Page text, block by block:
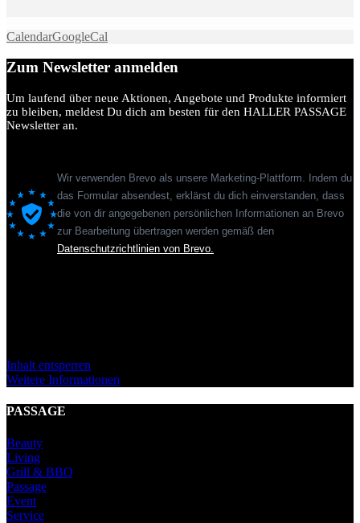
CalendarGoogleCal
Zum Newsletter anmelden
Um laufend über neue Aktionen, Angebote und Produkte informiert
zu bleiben, meldest Du dich am besten für den HALLER PASSAGE
Newsletter an.
Wir verwenden Brevo als unsere Marketing-Plattform. Indem du
das Formular absendest, erklärst du dich einverstanden, dass
die von dir angegebenen persönlichen Informationen an Brevo
zur Bearbeitung übertragen werden gemäß den
Datenschutzrichtlinien von Brevo.
Inhalt entsperren
Weitere Informationen
PASSAGE
Beauty
Living
Grill & BBQ
Passage
Event
Service